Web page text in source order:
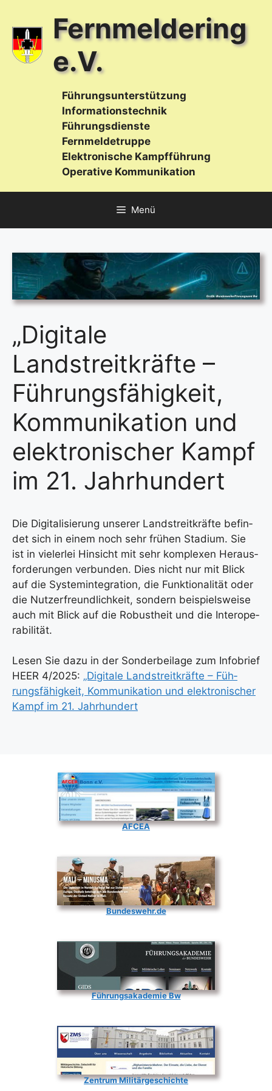
springen
Fernmeldering
e.V.
Führungsunterstützung
Informationstechnik
Führungsdienste
Fernmeldetruppe
Elektronische Kampfführung
Operative Kommunikation
Menü
„Digitale
Landstreitkräfte –
Führungsfähigkeit,
Kommunikation und
elektronischer Kampf
im 21. Jahrhundert
Die Digi­ta­li­sie­rung unse­rer Land­streit­kräf­te befin­
det sich in einem noch sehr frü­hen Sta­di­um. Sie
ist in vie­ler­lei Hin­sicht mit sehr kom­ple­xen Her­aus­
for­de­run­gen ver­bun­den. Dies nicht nur mit Blick
auf die Sys­tem­in­te­gra­ti­on, die Funk­tio­na­li­tät oder
die Nut­zer­freund­lich­keit, son­dern bei­spiels­wei­se
auch mit Blick auf die Robust­heit und die Inter­ope­
ra­bi­li­tät.
Lesen Sie dazu in der Son­der­bei­la­ge zum Info­brief
HEER 4/2025: „Digi­ta­le Land­streit­kräf­te – Füh­
rungs­fä­hig­keit, Kom­mu­ni­ka­ti­on und elek­tro­ni­scher
Kampf im 21. Jahr­hun­dert
AFCEA
Bundeswehr.de
Führungsakademie Bw
Zentrum Militärgeschichte